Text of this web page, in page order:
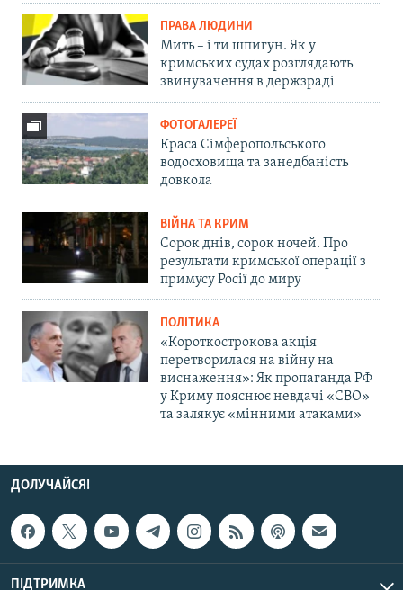
ПРАВА ЛЮДИНИ
Мить – і ти шпигун. Як у
кримських судах розглядають
звинувачення в держзраді
ФОТОГАЛЕРЕЇ
Краса Сімферопольського
водосховища та занедбаність
довкола
ВІЙНА ТА КРИМ
Сорок днів, сорок ночей. Про
результати кримської операції з
примусу Росії до миру
ПОЛІТИКА
«Короткострокова акція
перетворилася на війну на
виснаження»: Як пропаганда РФ
у Криму пояснює невдачі «СВО»
та залякує «мінними атаками»
ДОЛУЧАЙСЯ!
ПІДТРИМКА